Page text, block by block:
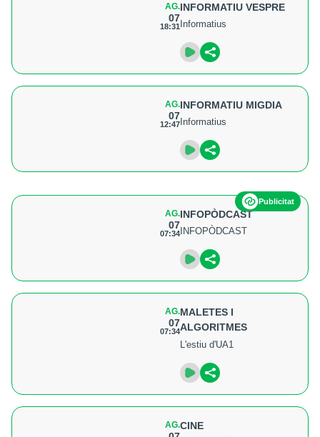
AG.
07
18:31
INFORMATIU VESPRE
Informatius
AG.
07
12:47
INFORMATIU MIGDIA
Informatius
Publicitat
AG.
07
07:34
INFOPÒDCAST
INFOPÒDCAST
AG.
07
07:34
MALETES I
ALGORITMES
L'estiu d'UA1
AG.CINE